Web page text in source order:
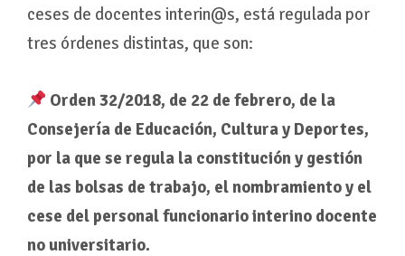
ceses de docentes interin@s, está regulada por
tres órdenes distintas, que son:
Orden 32/2018, de 22 de febrero, de la
Consejería de Educación, Cultura y Deportes,
por la que se regula la constitución y gestión
de las bolsas de trabajo, el nombramiento y el
cese del personal funcionario interino docente
no universitario.